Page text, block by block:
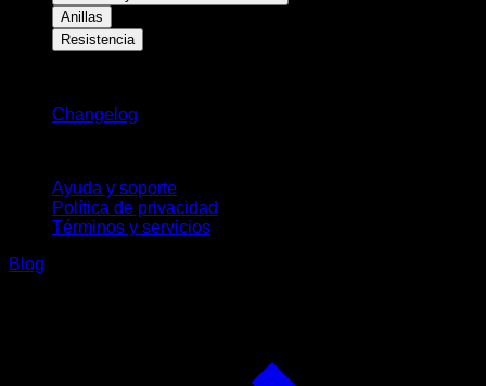
Anillas
Resistencia
Changelog
Ayuda y soporte
Política de privacidad
Términos y servicios
Blog